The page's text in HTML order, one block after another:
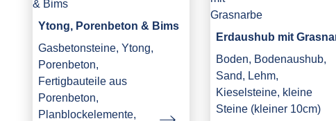
Ytong, Porenbeton & Bims
Gasbetonsteine, Ytong,
Porenbeton,
Fertigbauteile aus
Porenbeton,
Planblockelemente,
Erdaushub mit
Boden, Bodenaushub,
Sand, Lehm,
Kieselsteine, kleine
Steine (kleiner 10cm)